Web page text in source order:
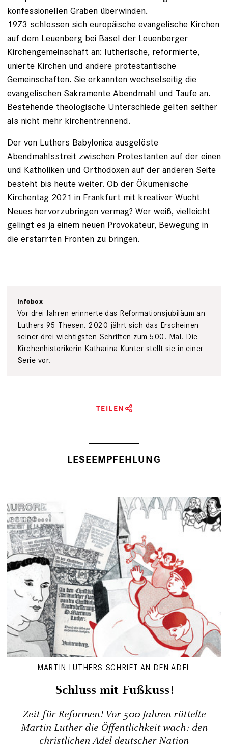
konfessionellen Graben überwinden.
1973 schlossen sich europäische evangelische Kirchen
auf dem Leuenberg bei Basel der Leuenberger
Kirchengemeinschaft an: lutherische, reformierte,
unierte Kirchen und andere protestantische
Gemeinschaften. Sie erkannten wechselseitig die
evangelischen Sakramente Abendmahl und Taufe an.
Be­stehende theologische Unterschiede gelten seither
als nicht mehr kirchentrennend.
Der von Luthers Babylonica ausgelöste
Abendmahlsstreit zwischen Protestanten auf der einen
und Katholiken und Orthodoxen auf der anderen Seite
besteht bis heute ­weiter. Ob der Ökumenische
Kirchentag 2021 in Frankfurt mit kreativer Wucht
Neues hervorzu­bringen vermag? Wer weiß, vielleicht
gelingt es ja einem neuen Provokateur, ­Bewegung in
die erstarrten Fronten zu bringen.
Infobox
Vor drei Jahren erinnerte das Reformationsjubiläum an
Luthers 95 Thesen. 2020 jährt sich das Erscheinen
seiner drei wichtigsten Schriften zum 500. Mal. Die
Kirchenhistorikerin Katharina Kunter stellt sie in einer
Serie vor.
TEILEN
LESEEMPFEHLUNG
MARTIN LUTHERS SCHRIFT AN DEN ADEL
Schluss mit Fußkuss!
Zeit für Reformen! Vor 500 Jahren rüttelte
Martin Luther die Öffentlichkeit wach: den
christlichen Adel deutscher Nation